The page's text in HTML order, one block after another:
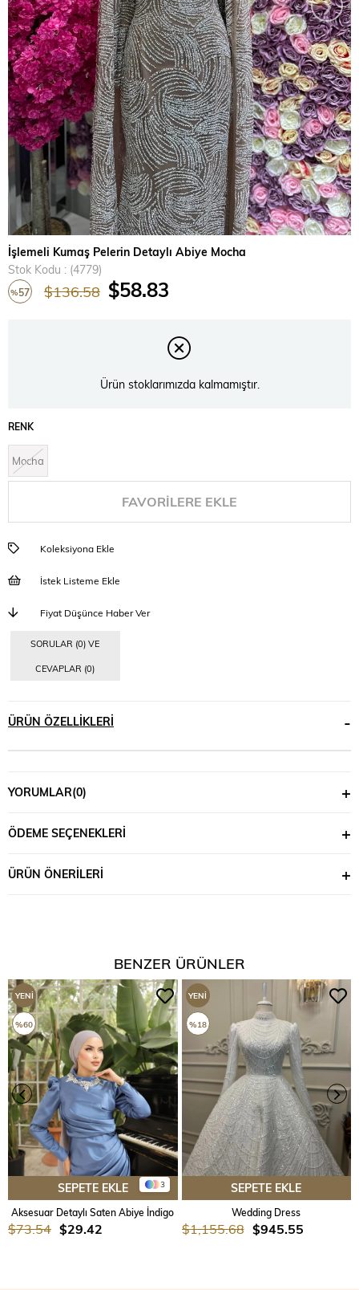
İşlemeli Kumaş Pelerin Detaylı Abiye Mocha
Stok Kodu
(4779)
%57 $136.58 $58.83
Ürün stoklarımızda kalmamıştır.
RENK
Mocha
FAVORILERE EKLE
Koleksiyona Ekle
İstek Listeme Ekle
Fiyat Düşünce Haber Ver
SORULAR (0) VE
CEVAPLAR (0)
ÜRÜN ÖZELLIKLERI
YORUMLAR(0)
ÖDEME SEÇENEKLERI
ÜRÜN ÖNERILERI
BENZER ÜRÜNLER
3
SEPETE EKLE
Aksesuar Detaylı Saten Abiye İndigo
$29.42
$73.54
YENI
ÜRÜN
%60
SEPETE EKLE
Wedding Dress
$945.55
$1,155.68
YENI
ÜRÜN
%18